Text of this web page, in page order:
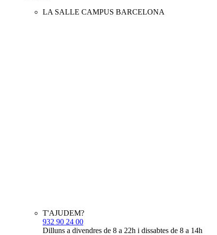
LA SALLE CAMPUS BARCELONA
T'AJUDEM?
932 90 24 00
Dilluns a divendres de 8 a 22h i dissabtes de 8 a 14h